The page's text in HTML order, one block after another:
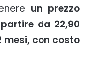
un prezzo
da 22,90
mesi, con costo